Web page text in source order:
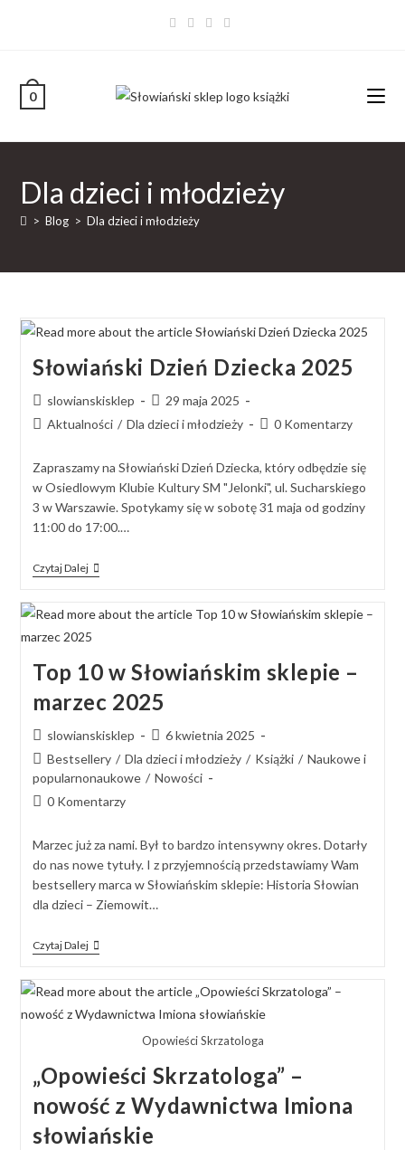
0
Dla dzieci i młodzieży
> Blog > Dla dzieci i młodzieży
Słowiański Dzień Dziecka 2025
slowianskisklep
29 maja 2025
Aktualności / Dla dzieci i młodzieży 0 Komentarzy
Zapraszamy na Słowiański Dzień Dziecka, który odbędzie się
w Osiedlowym Klubie Kultury SM "Jelonki", ul. Sucharskiego
3 w Warszawie. Spotykamy się w sobotę 31 maja od godziny
11:00 do 17:00.…
Czytaj Dalej
Top 10 w Słowiańskim sklepie –
marzec 2025
slowianskisklep
6 kwietnia 2025
Bestsellery / Dla dzieci i młodzieży / Książki / Naukowe i
popularnonaukowe / Nowości
0 Komentarzy
Marzec już za nami. Był to bardzo intensywny okres. Dotarły
do nas nowe tytuły. I z przyjemnością przedstawiamy Wam
bestsellery marca w Słowiańskim sklepie: Historia Słowian
dla dzieci – Ziemowit…
Czytaj Dalej
Opowieści Skrzatologa
„Opowieści Skrzatologa” –
nowość z Wydawnictwa Imiona
słowiańskie